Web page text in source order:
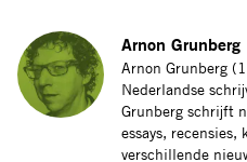
Arnon Grunberg
Arnon Grunberg
Nederlandse
Grunberg schrijft
essays, recensies,
verschillende